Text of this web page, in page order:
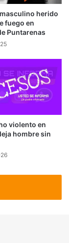
herido
fuego en
Puntarenas
violento en
hombre sin